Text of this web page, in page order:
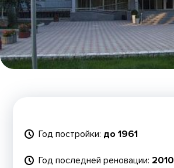
Год постройки: до 1961
Год последней реновации: 2010